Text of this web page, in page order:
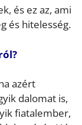
és ez az, ami
és hitelesség.
azért
dalomat is,
fiatalember,